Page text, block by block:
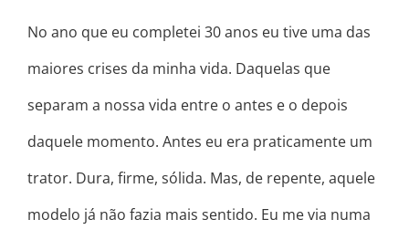
No ano que eu completei 30 anos eu tive uma das
maiores crises da minha vida. Daquelas que
separam a nossa vida entre o antes e o depois
daquele momento. Antes eu era praticamente um
trator. Dura, firme, sólida. Mas, de repente, aquele
modelo já não fazia mais sentido. Eu me via numa